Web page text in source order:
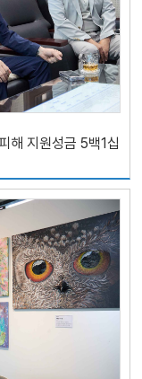
해 지원성금 5백1십